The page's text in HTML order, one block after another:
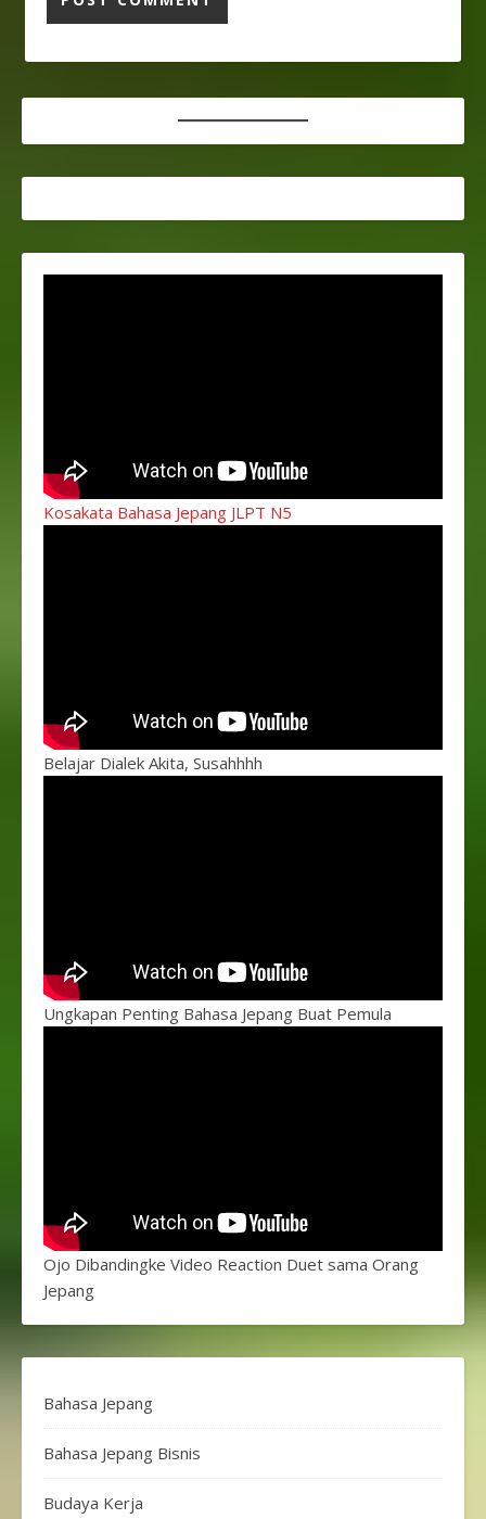
Kosakata Bahasa Jepang JLPT N5
Belajar Dialek Akita, Susahhhh
Ungkapan Penting Bahasa Jepang Buat Pemula
Ojo Dibandingke Video Reaction Duet sama Orang
Jepang
Bahasa Jepang
Bahasa Jepang Bisnis
Budaya Kerja